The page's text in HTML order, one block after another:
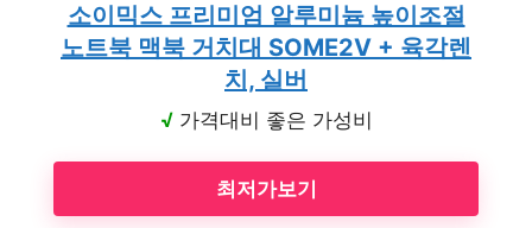
소이믹스 프리미엄 알루미늄 높이조절
노트북 맥북 거치대 SOME2V + 육각렌
치, 실버
√가격대비 좋은 가성비
최저가보기